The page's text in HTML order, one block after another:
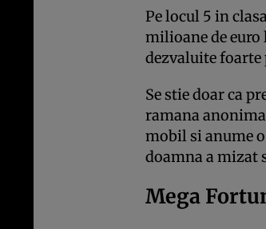
Pe locul 5 in
milioane de
dezvaluite
Se stie doar ca
ramana
mobil si anume
doamna a mizat
Mega